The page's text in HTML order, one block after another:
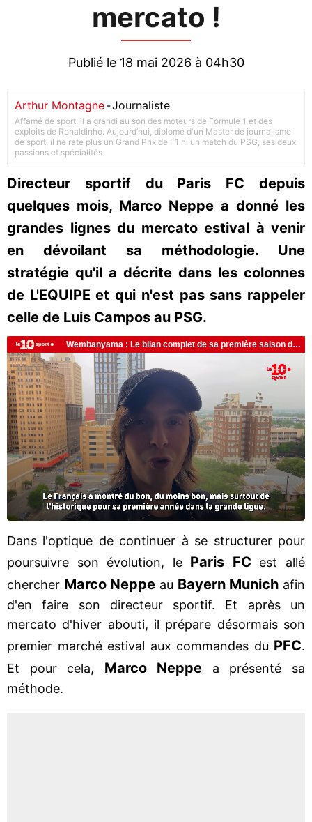
mercato !
Publié le 18 mai 2026 à 04h30
Arthur Montagne-Journaliste
Affamé de sport, il a grandi au son des moteurs de Formule 1 et des
exploits de Ronaldinho. Aujourd’hui, diplomé d'un Master de journalisme
de sport, il ne rate plus un Grand Prix de F1 ni un match du PSG, ses deux
passions et spécialités
Directeur sportif du Paris FC depuis
quelques mois, Marco Neppe a donné les
grandes lignes du mercato estival à venir
en dévoilant sa méthodologie. Une
stratégie qu'il a décrite dans les colonnes
de L'EQUIPE et qui n'est pas sans rappeler
celle de Luis Campos au PSG.
Dans l'optique de continuer à se structurer pour
poursuivre son évolution, le Paris FC est allé
chercher Marco Neppe au Bayern Munich afin
d'en faire son directeur sportif. Et après un
mercato d'hiver abouti, il prépare désormais son
premier marché estival aux commandes du PFC.
Et pour cela, Marco Neppe a présenté sa
méthode.